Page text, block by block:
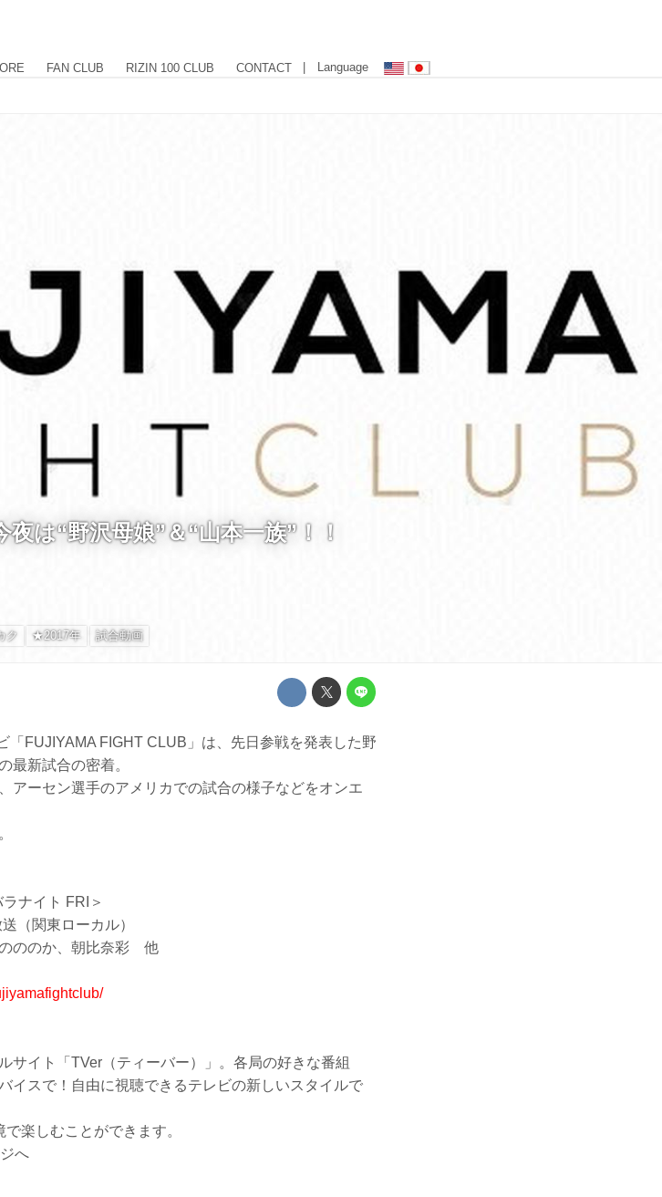
FAN CLUB RIZIN 100 CLUB CONTACT | Language
は“野沢母娘”＆“山本一族”！！
ク ★2017年 試合動画
「FUJIYAMA FIGHT CLUB」は、先日参戦を発表した野
最新試合の密着。
アーセン選手のアメリカでの試合の様子などをオンエ
ナイト FRI＞
（関東ローカル）
ののか、朝比奈彩 他
サイト「TVer（ティーバー）」。各局の好きな番組
イスで！自由に視聴できるテレビの新しいスタイルで
楽しむことができます。
へ